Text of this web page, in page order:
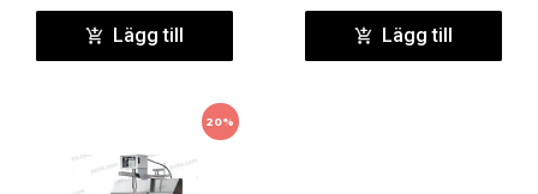
Lägg till Lägg till
20%